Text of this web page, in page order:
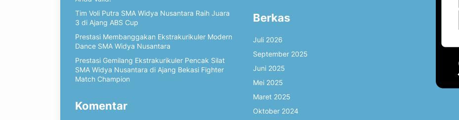
Tim Voli Putra SMA Widya Nusantara Raih Juara
3 di Ajang ABS Cup
Prestasi Membanggakan Ekstrakurikuler Modern
Dance SMA Widya Nusantara
Prestasi Gemilang Ekstrakurikuler Pencak Silat
SMA Widya Nusantara di Ajang Bekasi Fighter
Match Champion
Komentar
Berkas
Juli 2026
September 2025
Juni 2025
Mei 2025
Maret 2025
Oktober 2024